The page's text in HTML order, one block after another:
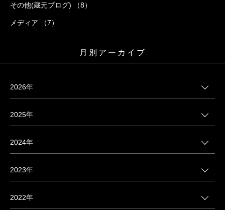
その他(蔵元ブログ) （8）
メディア （7）
月別アーカイブ
2026年
2025年
2024年
2023年
2022年